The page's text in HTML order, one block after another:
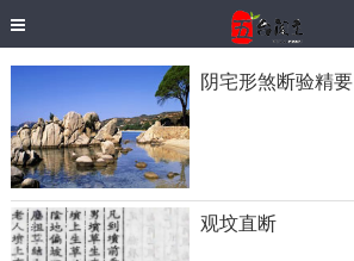
阴宅形煞断验精要
观坟直断